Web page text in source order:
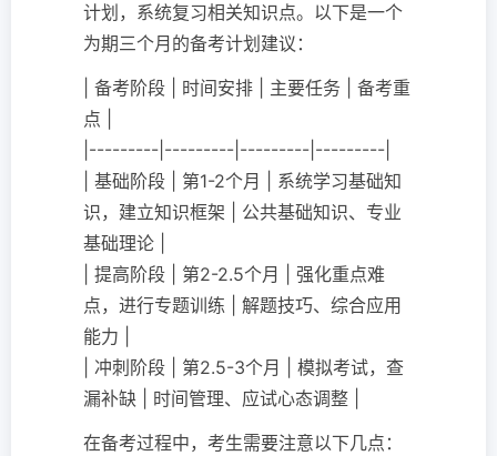
计划，系统复习相关知识点。以下是一个
为期三个月的备考计划建议：
| 备考阶段 | 时间安排 | 主要任务 | 备考重
点 |
|---------|---------|---------|---------|
| 基础阶段 | 第1-2个月 | 系统学习基础知
识，建立知识框架 | 公共基础知识、专业
基础理论 |
| 提高阶段 | 第2-2.5个月 | 强化重点难
点，进行专题训练 | 解题技巧、综合应用
能力 |
| 冲刺阶段 | 第2.5-3个月 | 模拟考试，查
漏补缺 | 时间管理、应试心态调整 |
在备考过程中，考生需要注意以下几点：